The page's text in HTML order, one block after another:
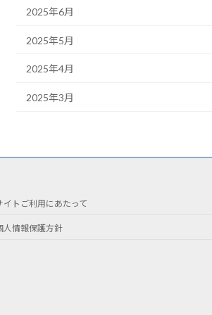
2025年6月
2025年5月
2025年4月
2025年3月
イトご利用にあたって
人情報保護方針